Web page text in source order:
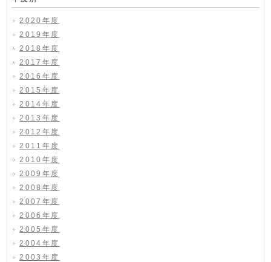
2020年度
2019年度
2018年度
2017年度
2016年度
2015年度
2014年度
2013年度
2012年度
2011年度
2010年度
2009年度
2008年度
2007年度
2006年度
2005年度
2004年度
2003年度